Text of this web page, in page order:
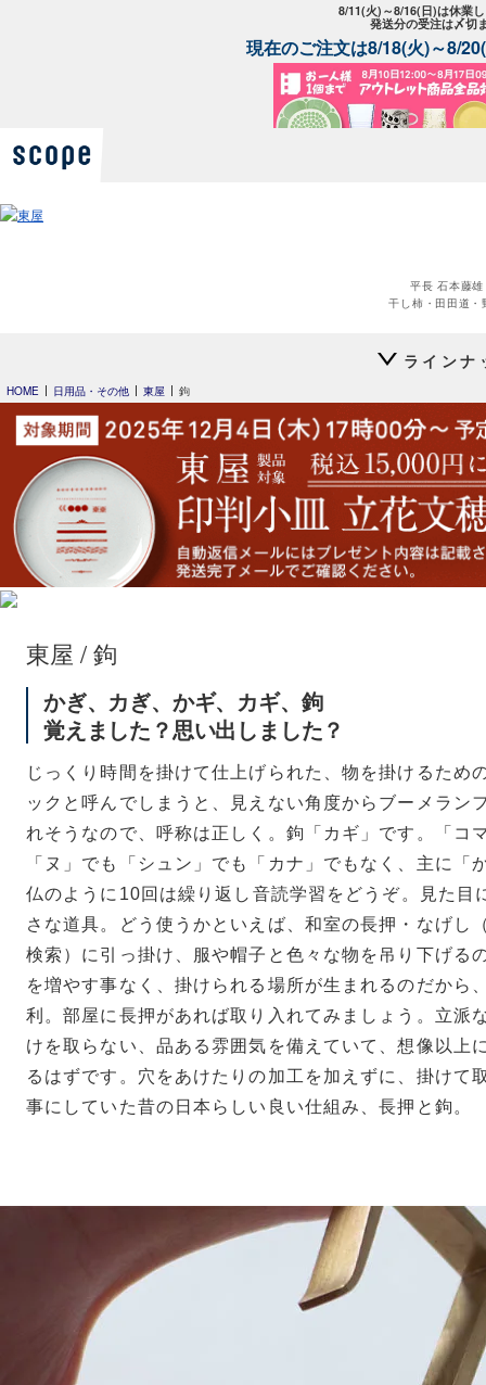
8/11(火)～8/16(日)は休業
発送分の受注は〆切
現在のご注文は8/18(火)～8/
平長 石本藤雄
スキー01
平長 石本藤雄
干し柿・田田道・
猪口 蛇の目高台
猪口
寅年 大虎
ラインナ
HOME 日用品・その他 東屋 鉤
東屋 / 鉤
かぎ、カぎ、かギ、カギ、鉤
覚えました？思い出しました？
じっくり時間を掛けて仕上げられた、物を掛けるため
ックと呼んでしまうと、見えない角度からブーメラン
れそうなので、呼称は正しく。鉤「カギ」です。「コ
「ヌ」でも「シュン」でも「カナ」でもなく、主に「
仏のように10回は繰り返し音読学習をどうぞ。見た目
さな道具。どう使うかといえば、和室の長押・なげし
検索）に引っ掛け、服や帽子と色々な物を吊り下げる
を増やす事なく、掛けられる場所が生まれるのだから
利。部屋に長押があれば取り入れてみましょう。立派
けを取らない、品ある雰囲気を備えていて、想像以上
るはずです。穴をあけたりの加工を加えずに、掛けて
事にしていた昔の日本らしい良い仕組み、長押と鉤。